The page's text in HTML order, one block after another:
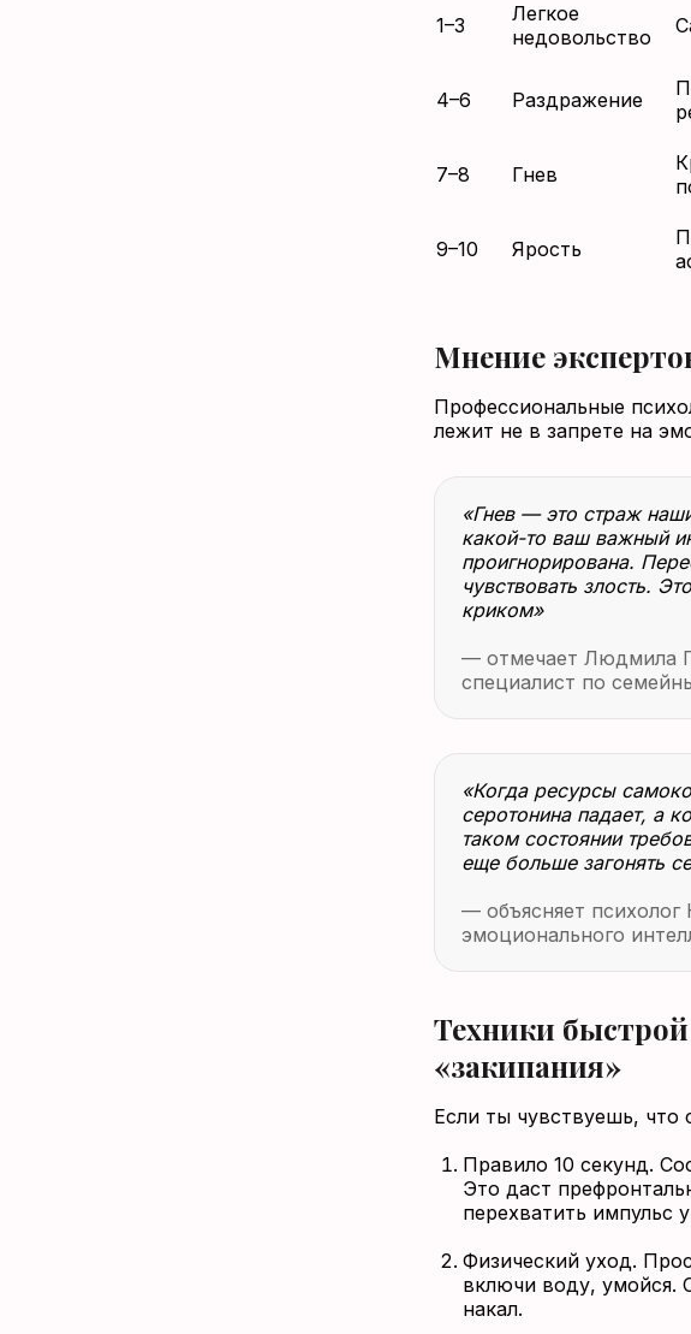
1–3
Легкое
недовольство
4–6 Раздражение
7–8 Гнев
9–10 Ярость
Мнение
Профессиональные
лежит не в запрете на
«Гнев — это страж
какой-то ваш важный
проигнорирована.
чувствовать злость.
криком»
— отмечает Людмила
специалист по
«Когда ресурсы
серотонина падает, а
таком состоянии
еще больше загонять
— объясняет психолог
эмоционального
Техники
«закипания»
Если ты чувствуешь, что
Правило 10 секунд.
Это даст
перехватить импульс
Физический уход.
включи воду, умойся.
накал.